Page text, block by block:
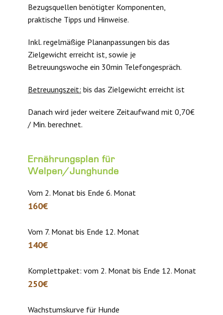
Bezugsquellen benötigter Komponenten,
praktische Tipps und Hinweise.
Inkl. regelmäßige Plananpassungen bis das
Zielgewicht erreicht ist, sowie je
Betreuungswoche ein 30min Telefongespräch.
Betreuungszeit: bis das Zielgewicht erreicht ist
Danach wird jeder weitere Zeitaufwand mit 0,70€
/ Min. berechnet.
Ernährungsplan für
Welpen/Junghunde
Vom 2. Monat bis Ende 6. Monat
160€
Vom 7. Monat bis Ende 12. Monat
140€
Komplettpaket: vom 2. Monat bis Ende 12. Monat
250€
Wachstumskurve für Hunde